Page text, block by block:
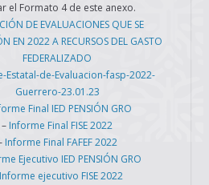
el Formato 4 de este anexo.
DE EVALUACIONES QUE SE
EN 2022 A RECURSOS DEL GASTO
FEDERALIZADO
Estatal-de-Evaluacion-fasp-2022-
Guerrero-23.01.23
Final IED PENSIÓN GRO
– Informe Final FISE 2022
Informe Final FAFEF 2022
Ejecutivo IED PENSIÓN GRO
Informe ejecutivo FISE 2022